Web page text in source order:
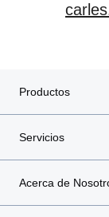
Productos
Servicios
Acerca de